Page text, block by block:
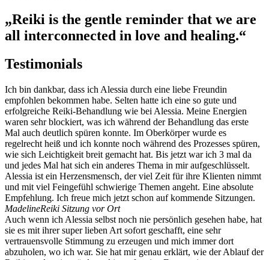
„Reiki is the gentle reminder that we are
all interconnected in love and healing.“
Testimonials
Ich bin dankbar, dass ich Alessia durch eine liebe Freundin
empfohlen bekommen habe. Selten hatte ich eine so gute und
erfolgreiche Reiki-Behandlung wie bei Alessia. Meine Energien
waren sehr blockiert, was ich während der Behandlung das erste
Mal auch deutlich spüren konnte. Im Oberkörper wurde es
regelrecht heiß und ich konnte noch während des Prozesses spüren,
wie sich Leichtigkeit breit gemacht hat. Bis jetzt war ich 3 mal da
und jedes Mal hat sich ein anderes Thema in mir aufgeschlüsselt.
Alessia ist ein Herzensmensch, der viel Zeit für ihre Klienten nimmt
und mit viel Feingefühl schwierige Themen angeht. Eine absolute
Empfehlung. Ich freue mich jetzt schon auf kommende Sitzungen.
MadelineReiki Sitzung vor Ort
Auch wenn ich Alessia selbst noch nie persönlich gesehen habe, hat
sie es mit ihrer super lieben Art sofort geschafft, eine sehr
vertrauensvolle Stimmung zu erzeugen und mich immer dort
abzuholen, wo ich war. Sie hat mir genau erklärt, wie der Ablauf der